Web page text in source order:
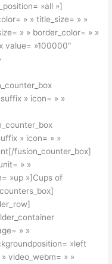
»all »]
» » title_size= » »
» » border_color= » »
value= »100000″
» icon= » »
» icon= » »
fusion_counter_box]
» »
»up »]Cups of
» »
»left
video_webm= » »